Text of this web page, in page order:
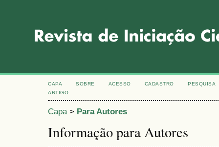
CAPA SOBRE ACESSO CADASTRO
PESQUISA
ARTIGO
Capa> Para Autores
Informação para Autores